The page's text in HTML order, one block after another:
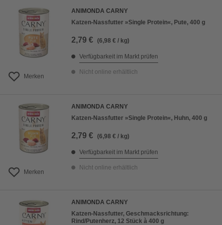
Merken
ANIMONDA CARNY
Katzen-Nassfutter »Single Protein«, Pute, 400 g
2,79 € (6,98 € / kg)
Verfügbarkeit im Markt prüfen
Nicht online erhältlich
Merken
ANIMONDA CARNY
Katzen-Nassfutter »Single Protein«, Huhn, 400 g
2,79 € (6,98 € / kg)
Verfügbarkeit im Markt prüfen
Nicht online erhältlich
ANIMONDA CARNY
Katzen-Nassfutter, Geschmacksrichtung:
Rind/Putenherz, 12 Stück à 400 g